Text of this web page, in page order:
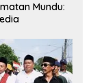
Mundu: